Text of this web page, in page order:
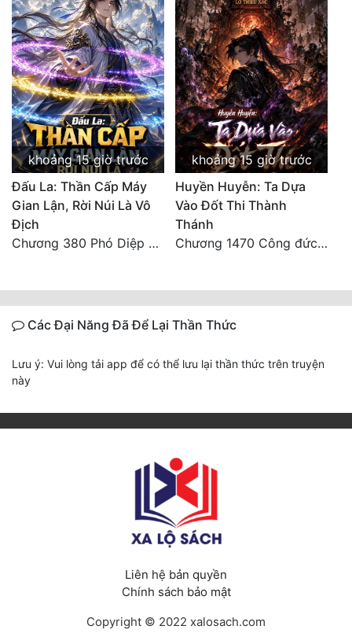
khoảng 15 giờ trước
Đấu La: Thần Cấp Máy
Gian Lận, Rời Núi Là Vô
Địch
Chương 380 Phó Diệp dẫn toàn tộc Hồn Thú di chuyển đến Sâm La Tinh, chúng thần Thần Giới kinh ngạc!
khoảng 15 giờ trước
Huyền Huyễn: Ta Dựa
Vào Đốt Thi Thành
Thánh
Chương 1470 Công đức phi thăng
Các Đại Năng Đã Để Lại Thần Thức
Lưu ý: Vui lòng tải app để có thể lưu lại thần thức trên truyện
này
Liên hệ bản quyền
Chính sách bảo mật
Copyright © 2022 xalosach.com